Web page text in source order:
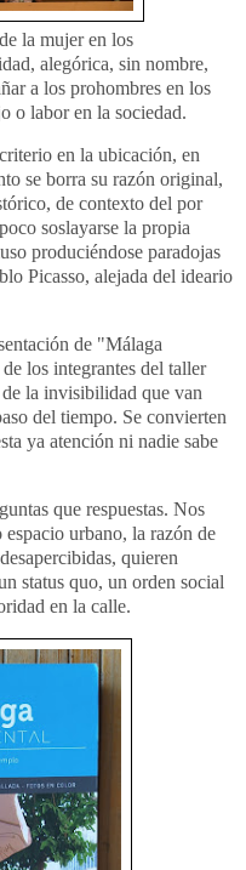
la mujer en los
alegórica, sin nombre,
a los prohombres en los
o labor en la sociedad.
en la ubicación, en
se borra su razón original,
de contexto del por
soslayarse la propia
produciéndose paradojas
Picasso, alejada del ideario
de "Málaga
los integrantes del taller
la invisibilidad que van
del tiempo. Se convierten
ya atención ni nadie sabe
que respuestas. Nos
urbano, la razón de
quieren
status quo, un orden social
en la calle.